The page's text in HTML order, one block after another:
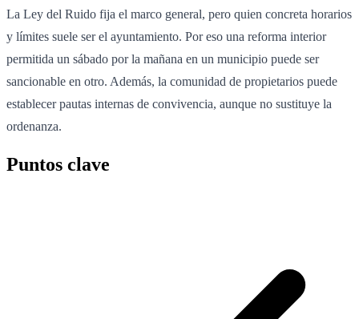
La Ley del Ruido fija el marco general, pero quien concreta horarios
y límites suele ser el ayuntamiento. Por eso una reforma interior
permitida un sábado por la mañana en un municipio puede ser
sancionable en otro. Además, la comunidad de propietarios puede
establecer pautas internas de convivencia, aunque no sustituye la
ordenanza.
Puntos clave